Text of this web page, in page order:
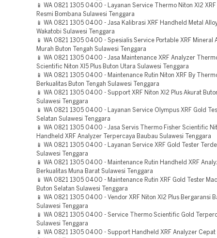
📱 WA 0821 1305 0400 - Layanan Service Thermo Niton Xl2
Resmi Bombana Sulawesi Tenggara
📱 WA 0821 1305 0400 - Jasa Kalibrasi XRF Handheld Metal
Wakatobi Sulawesi Tenggara
📱 WA 0821 1305 0400 - Spesialis Service Portable XRF Mineral
Murah Buton Tengah Sulawesi Tenggara
📱 WA 0821 1305 0400 - Jasa Maintenance XRF Analyzer
Scientific Niton Xl5 Plus Buton Utara Sulawesi Tenggara
📱 WA 0821 1305 0400 - Maintenance Rutin Niton XRF By
Berkualitas Buton Tengah Sulawesi Tenggara
📱 WA 0821 1305 0400 - Support XRF Niton Xl2 Plus Akurat
Sulawesi Tenggara
📱 WA 0821 1305 0400 - Layanan Service Olympus XRF Gold
Selatan Sulawesi Tenggara
📱 WA 0821 1305 0400 - Jasa Servis Thermo Fisher Scientific
Handheld XRF Analyzer Terpercaya Baubau Sulawesi Tenggara
📱 WA 0821 1305 0400 - Layanan Service XRF Gold Tester
Sulawesi Tenggara
📱 WA 0821 1305 0400 - Maintenance Rutin Handheld XRF
Berkualitas Muna Barat Sulawesi Tenggara
📱 WA 0821 1305 0400 - Maintenance Rutin XRF Gold Tester
Buton Selatan Sulawesi Tenggara
📱 WA 0821 1305 0400 - Vendor XRF Niton Xl2 Plus Bergaransi
Sulawesi Tenggara
📱 WA 0821 1305 0400 - Service Thermo Scientific Gold
Sulawesi Tenggara
📱 WA 0821 1305 0400 - Support Handheld XRF Analyzer Cepat